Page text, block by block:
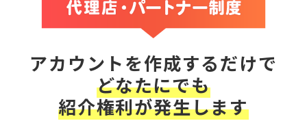
アカウントを作成するだけで
どなたにでも
紹介権利が発生します